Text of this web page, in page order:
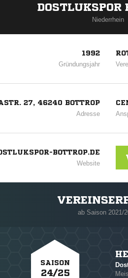
DOSTLUKSPOR
Niederrhein
1992
Gründungsjahr
27, 46240 BOTTROP
Adresse
BOTTROP.DE
Website
ab Saison 2021/
SAISON
24/25